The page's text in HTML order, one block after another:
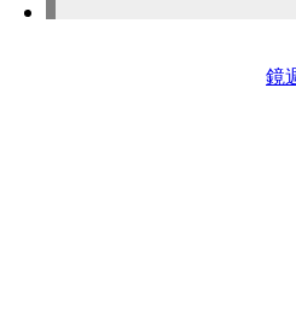
鏡